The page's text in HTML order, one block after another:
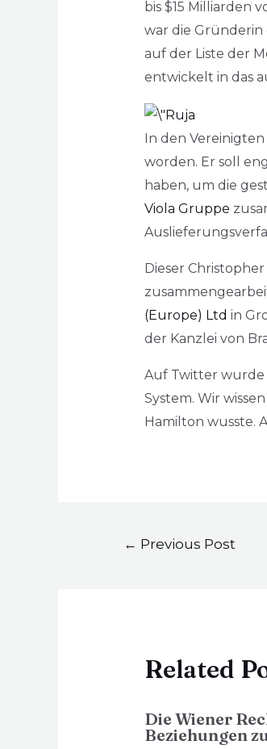
bis $15 Milliarden
war die Gründerin
auf der Liste der
entwickelt in das
In den
worden. Er soll
haben, um die
Viola Gruppe
Dieser
(Europe) Ltd in
der Kanzlei von
Auf Twitter wurde
System. Wir
Hamilton wusste.
← Previous Post
Related
Die Wiener
Beziehungen